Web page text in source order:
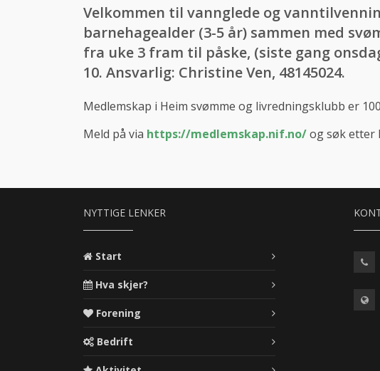
Velkommen til vannglede og
barnehagealder (3-5 år) sammen med
fra uke 3 fram til påske, (siste gang
10. Ansvarlig: Christine Ven, 48145024.
Medlemskap i Heim svømme og livredningsklubb er
Meld på via https://medlemskap.nif.no/og søk etter
NYTTIGE LENKER
Start
Hva skjer?
Forening
Bedrift